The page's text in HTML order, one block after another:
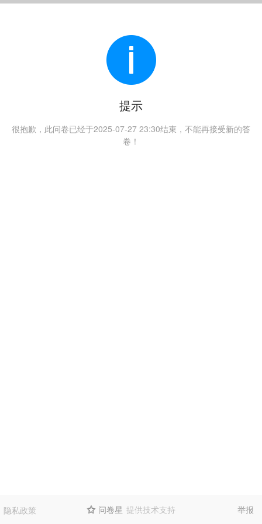
提示
很抱歉，此问卷已经于2025-07-27 23:30结束，不能再接受新的答
卷！
隐私政策  问卷星 提供技术支持 举报